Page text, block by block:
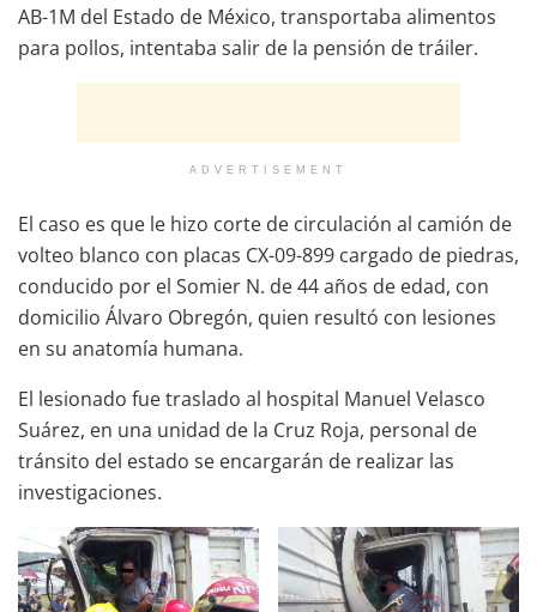
AB-1M del Estado de México, transportaba alimentos
para pollos, intentaba salir de la pensión de tráiler.
ADVERTISEMENT
El caso es que le hizo corte de circulación al camión de
volteo blanco con placas CX-09-899 cargado de piedras,
conducido por el Somier N. de 44 años de edad, con
domicilio Álvaro Obregón, quien resultó con lesiones
en su anatomía humana.
El lesionado fue traslado al hospital Manuel Velasco
Suárez, en una unidad de la Cruz Roja, personal de
tránsito del estado se encargarán de realizar las
investigaciones.